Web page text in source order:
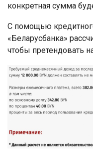
конкретная сумма
С помощью
«Беларусбанка»
чтобы претендовать